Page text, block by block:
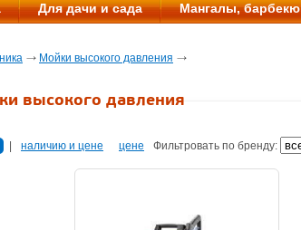
Для дачи и сада Мангалы, барбекю
Мойки высокого давления
высокого давления
наличию и цене цене Фильтровать по бренду: